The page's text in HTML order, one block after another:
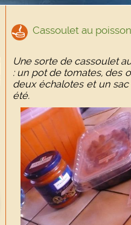
Cassoulet au
Une sorte de cassoulet
: un pot de tomates, des
deux échalotes et un
été.